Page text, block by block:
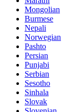
Mongolian
Burmese
Nepali
Norwegian
Pashto
Persian
Punjabi
Serbian
Sesotho
Sinhala
Slovak